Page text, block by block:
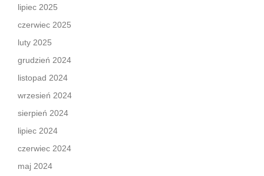
lipiec 2025
czerwiec 2025
luty 2025
grudzień 2024
listopad 2024
wrzesień 2024
sierpień 2024
lipiec 2024
czerwiec 2024
maj 2024